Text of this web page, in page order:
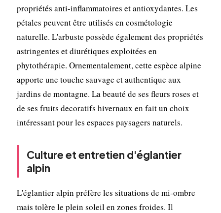
propriétés anti-inflammatoires et antioxydantes. Les
pétales peuvent être utilisés en cosmétologie
naturelle. L'arbuste possède également des propriétés
astringentes et diurétiques exploitées en
phytothérapie. Ornementalement, cette espèce alpine
apporte une touche sauvage et authentique aux
jardins de montagne. La beauté de ses fleurs roses et
de ses fruits decoratifs hivernaux en fait un choix
intéressant pour les espaces paysagers naturels.
Culture et entretien d'églantier
alpin
L'églantier alpin préfère les situations de mi-ombre
mais tolère le plein soleil en zones froides. Il